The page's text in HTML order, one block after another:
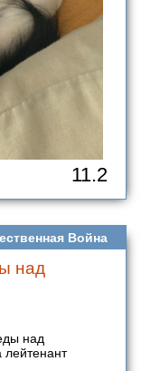
11.2
Война
над
над
лейтенант